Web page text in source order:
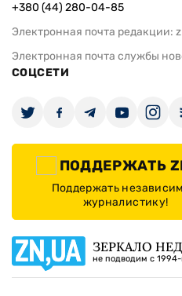
+380 (44) 280-04-85
Электронная почта редакции:
Электронная почта службы
СОЦСЕТИ
ПОДДЕРЖАТЬ
Поддержать
журналистику!
ЗЕРКАЛО
не подводим с 1994-